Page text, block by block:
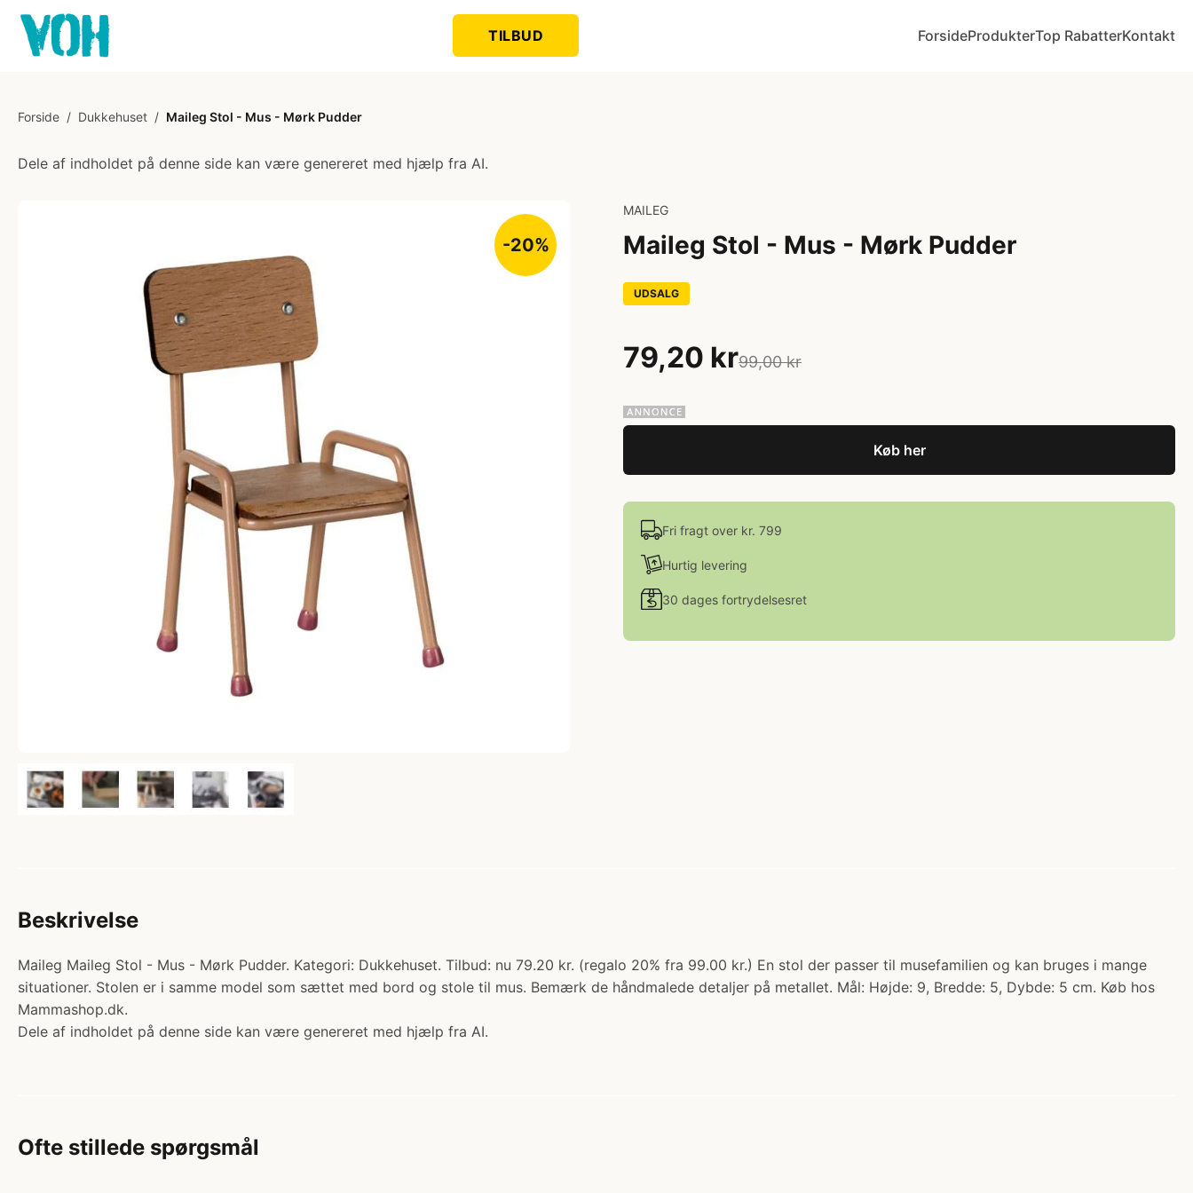
TILBUD ForsideProdukterTop RabatterKontakt
Forside / Dukkehuset / Maileg Stol - Mus - Mørk Pudder
Dele af indholdet på denne side kan være genereret med hjælp fra AI.
-20%
MAILEG
Maileg Stol - Mus - Mørk Pudder
UDSALG
79,20 kr99,00 kr
Køb her
Fri fragt over kr. 799
Hurtig levering
30 dages fortrydelsesret
Beskrivelse
Maileg Maileg Stol - Mus - Mørk Pudder. Kategori: Dukkehuset. Tilbud: nu 79.20 kr. (regalo 20% fra 99.00 kr.) En stol der passer til musefamilien og kan bruges i mange
situationer. Stolen er i samme model som sættet med bord og stole til mus. Bemærk de håndmalede detaljer på metallet. Mål: Højde: 9, Bredde: 5, Dybde: 5 cm. Køb hos
Mammashop.dk.
Dele af indholdet på denne side kan være genereret med hjælp fra AI.
Ofte stillede spørgsmål